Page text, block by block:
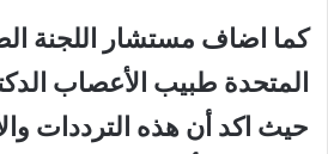
كما اضاف مستشار اللجنة
المتحدة طبيب الأعصاب
حيث اكد أن هذه الترددات